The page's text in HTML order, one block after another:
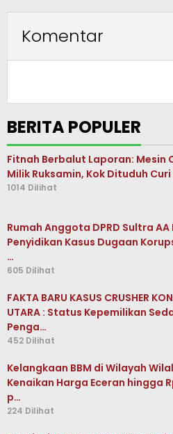
Komentar
BERITA POPULER
Fitnah Berbalut Laporan: Mesin
Milik Ruksamin, Kok Dituduh
1014 Dilihat
Rumah Anggota DPRD Sultra
Penyidikan Kasus Dugaan
…
605 Dilihat
FAKTA BARU KASUS CRUSHER
UTARA : Status Kepemilikan
Penga…
452 Dilihat
Kelangkaan BBM di Wilayah
Kenaikan Harga Eceran hingga
p…
224 Dilihat